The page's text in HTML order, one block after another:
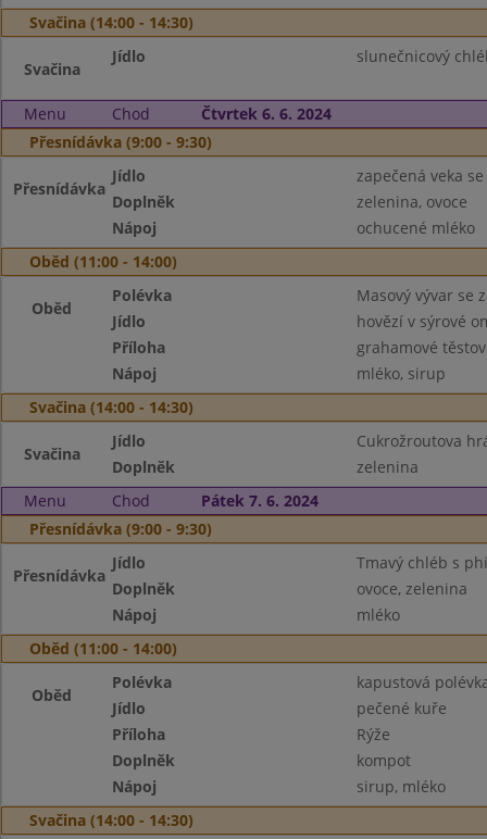
Svačina (14:00 - 14:30)
Svačina
Jídlo slunečnicový
Menu Chod
Čtvrtek 6. 6. 2024
Přesnídávka (9:00 - 9:30)
Přesnídávka
Jídlo
zapečená veka
Doplněk
zelenina, ovoce
Nápoj
ochucené mléko
Oběd (11:00 - 14:00)
Oběd
Polévka
Masový vývar se
Jídlo
hovězí v sýrové
Příloha
grahamové
Nápoj
mléko, sirup
Svačina (14:00 - 14:30)
Svačina
Jídlo
Cukrožroutova
Doplněk
zelenina
Menu
Chod
Pátek 7. 6. 2024
Přesnídávka (9:00 - 9:30)
Přesnídávka
Jídlo
Tmavý chléb s
Doplněk
ovoce, zelenina
Nápoj
mléko
Oběd (11:00 - 14:00)
Oběd
Polévka
kapustová
Jídlo
pečené kuře
Příloha
Rýže
Doplněk
kompot
Nápoj
sirup, mléko
Svačina (14:00 - 14:30)